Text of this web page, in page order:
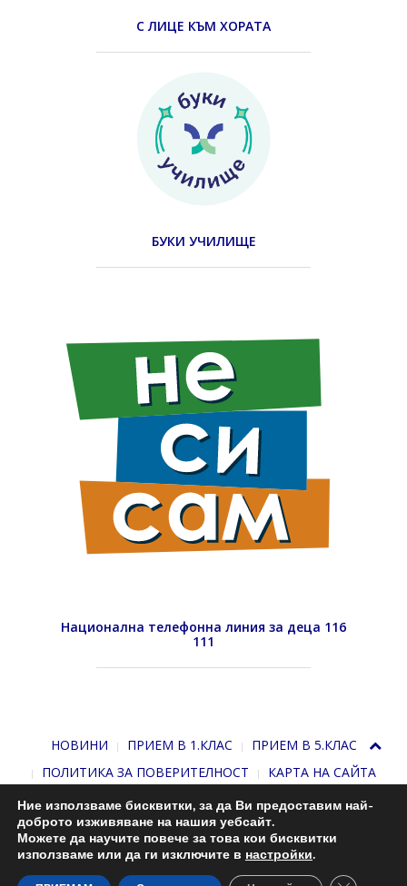
С ЛИЦЕ КЪМ ХОРАТА
БУКИ УЧИЛИЩЕ
Национална телефонна линия за деца 116
111
НОВИНИ ПРИЕМ В 1.КЛАС
ПРИЕМ В 5.КЛАС
ПОЛИТИКА ЗА ПОВЕРИТЕЛНОСТ
КАРТА НА САЙТА
Ние използваме бисквитки, за да Ви предоставим най-
доброто изживяване на нашия уебсайт.
Можете да научите повече за това кои бисквитки
използваме или да ги изключите в настройки.